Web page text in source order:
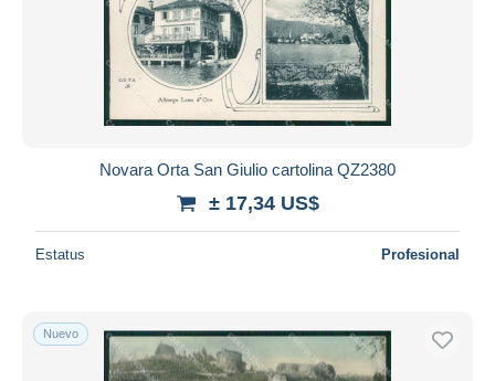
Novara Orta San Giulio cartolina QZ2380
± 17,34 US$
Estatus Profesional
Nuevo